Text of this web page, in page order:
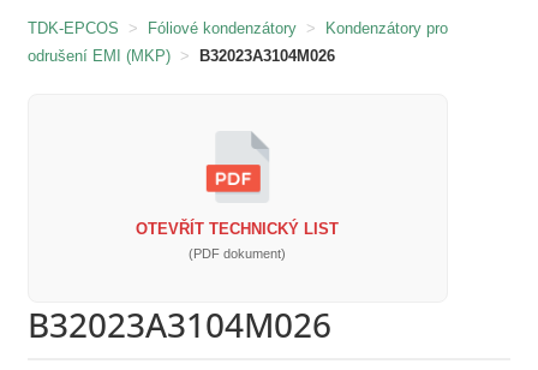
TDK-EPCOS > Fóliové kondenzátory >
Kondenzátory pro
odrušení EMI (MKP) > B32023A3104M026
OTEVŘÍT TECHNICKÝ LIST
(PDF dokument)
B32023A3104M026